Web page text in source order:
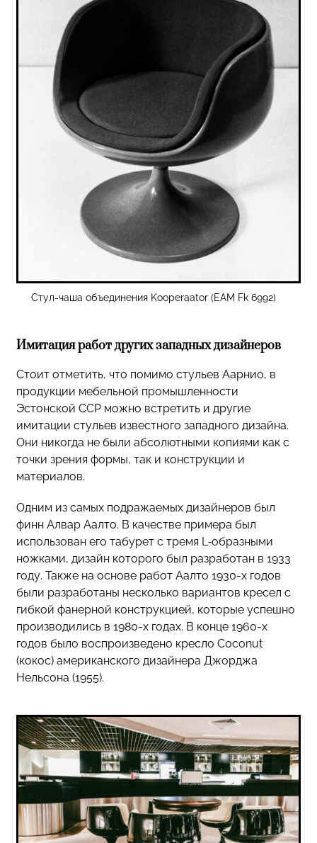
Стул-чаша объединения Kooperaator (EAM Fk 6992)
Имитация работ других западных дизайнеров
Стоит отметить, что помимо стульев Аарнио, в
продукции мебельной промышленности
Эстонской ССР можно встретить и другие
имитации стульев известного западного дизайна.
Они никогда не были абсолютными копиями как с
точки зрения формы, так и конструкции и
материалов.
Одним из самых подражаемых дизайнеров был
финн Алвар Аалто. В качестве примера был
использован его табурет с тремя L‑образными
ножками, дизайн которого был разработан в 1933
году. Также на основе работ Аалто 1930-х годов
были разработаны несколько вариантов кресел с
гибкой фанерной конструкцией, которые успешно
производились в 1980-х годах. В конце 1960-х
годов было воспроизведено кресло Coconut
(кокос) американского дизайнера Джорджа
Нельсона (1955).